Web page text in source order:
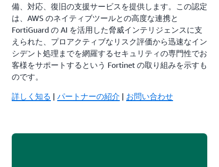
備、対応、復旧の支援サービスを提供します。この認定
は、AWS のネイティブツールとの高度な連携と
FortiGuard の AI を活用した脅威インテリジェンスに支
えられた、プロアクティブなリスク評価から迅速なイン
シデント処理までを網羅するセキュリティの専門性でお
客様をサポートするという Fortinet の取り組みを示すも
のです。
詳しく知る | パートナーの紹介 | お問い合わせ